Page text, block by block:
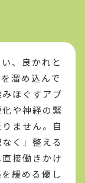
、良かれと
溜め込んで
ほぐすアプ
や神経の緊
ません。自
く」整える
接働きかけ
緩める優し